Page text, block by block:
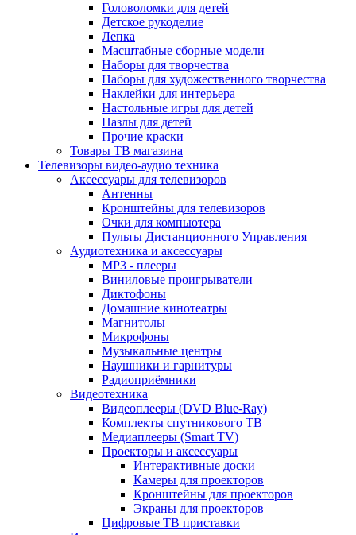
Головоломки для детей
Детское рукоделие
Лепка
Масштабные сборные модели
Наборы для творчества
Наборы для художественного творчества
Наклейки для интерьера
Настольные игры для детей
Пазлы для детей
Прочие краски
Товары ТВ магазина
Телевизоры видео-аудио техника
Аксессуары для телевизоров
Антенны
Кронштейны для телевизоров
Очки для компьютера
Пульты Дистанционного Управления
Аудиотехника и аксессуары
MP3 - плееры
Виниловые проигрыватели
Диктофоны
Домашние кинотеатры
Магнитолы
Микрофоны
Музыкальные центры
Наушники и гарнитуры
Радиоприёмники
Видеотехника
Видеоплееры (DVD Blue-Ray)
Комплекты спутникового ТВ
Медиаплееры (Smart TV)
Проекторы и аксессуары
Интерактивные доски
Камеры для проекторов
Кронштейны для проекторов
Экраны для проекторов
Цифровые ТВ приставки